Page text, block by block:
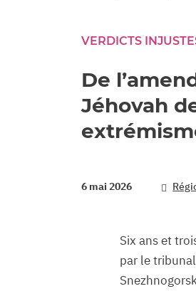
VERDICTS
De
Jéhovah
6 mai 2026
Six ans et
par le